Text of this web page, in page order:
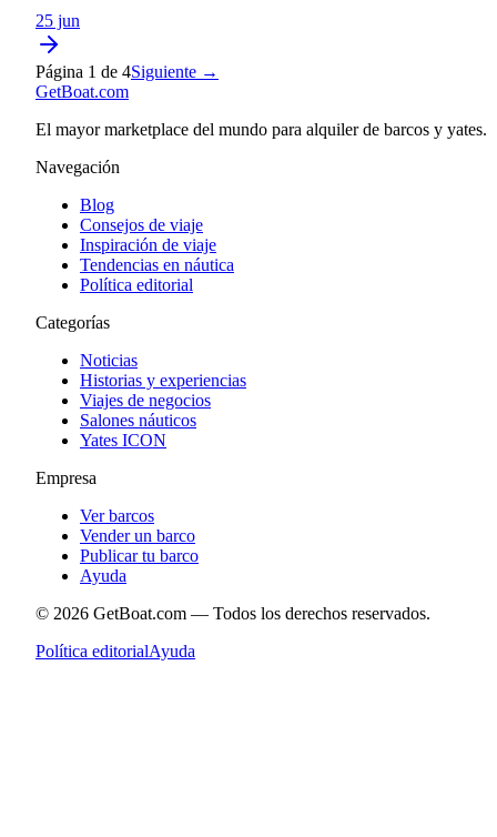
25 jun
Página 1 de 4Siguiente →
GetBoat.com
El mayor marketplace del mundo para alquiler de barcos y yates.
Navegación
Blog
Consejos de viaje
Inspiración de viaje
Tendencias en náutica
Política editorial
Categorías
Noticias
Historias y experiencias
Viajes de negocios
Salones náuticos
Yates ICON
Empresa
Ver barcos
Vender un barco
Publicar tu barco
Ayuda
© 2026 GetBoat.com — Todos los derechos reservados.
Política editorialAyuda